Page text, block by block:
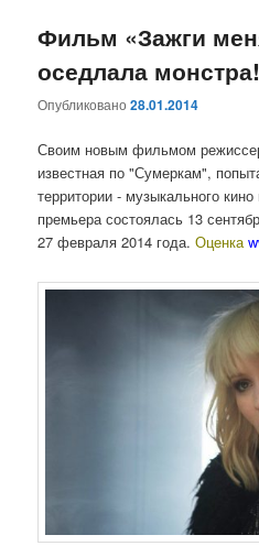
Фильм «Зажги
оседлала
Опубликовано28.01.2014
Своим новым фильмом
известная по "Сумеркам",
территории - музыкального
премьера состоялась 13
27 февраля 2014 года.Оценка